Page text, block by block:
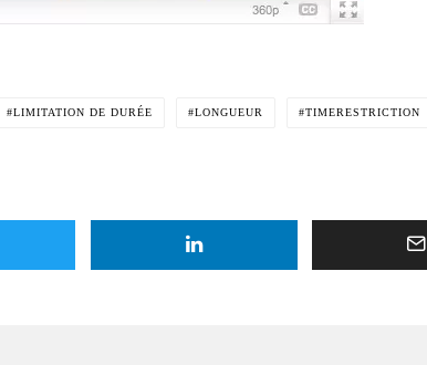
LIMITATION DE DURÉE LONGUEUR TIMERESTRICTION